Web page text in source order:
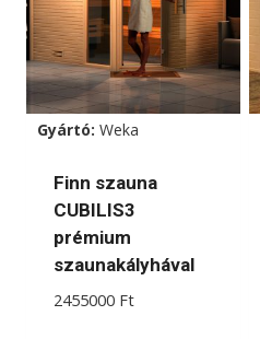
Gyártó: Weka
Finn szauna
CUBILIS3
prémium
szaunakályhával
2455000 Ft